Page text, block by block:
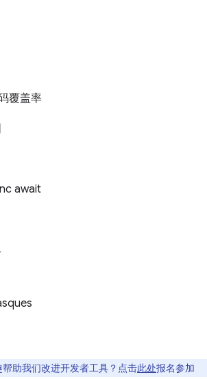
覆盖率
await
帮助我们改进开发者工具？点击此处报名参加